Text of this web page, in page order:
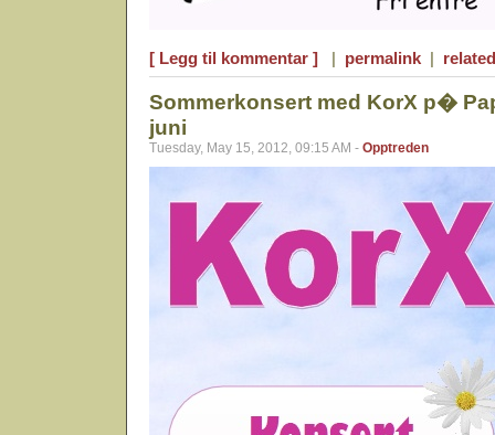
[ Legg til kommentar ] | permalink |
Sommerkonsert med KorX p�
juni
Tuesday, May 15, 2012, 09:15 AM - Opptreden